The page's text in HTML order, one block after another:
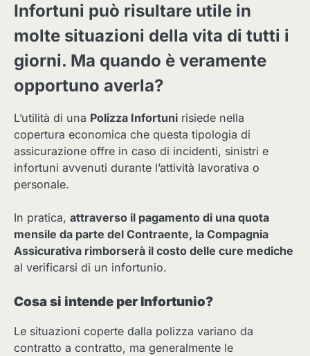
Infortuni può risultare utile in
molte situazioni della vita di tutti i
giorni. Ma quando è veramente
opportuno averla?
L’utilità di una Polizza Infortuni risiede nella
copertura economica che questa tipologia di
assicurazione offre in caso di incidenti, sinistri e
infortuni avvenuti durante l’attività lavorativa o
personale.
In pratica, attraverso il pagamento di una quota
mensile da parte del Contraente, la Compagnia
Assicurativa rimborserà il costo delle cure mediche
al verificarsi di un infortunio.
Cosa si intende per Infortunio?
Le situazioni coperte dalla polizza variano da
contratto a contratto, ma generalmente le